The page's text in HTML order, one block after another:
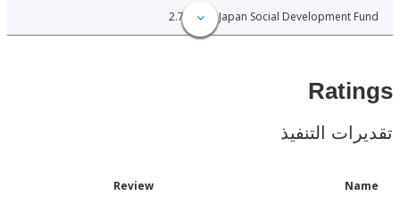
Japan Social Development
2.77
التنفيذ